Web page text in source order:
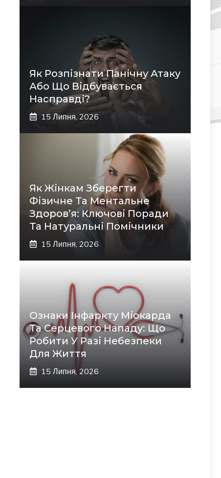
Як Розпізнати Панічну Атаку
Або Що Відбувається
Насправді?
15 Липня, 2026
Як Жінкам Зберегти
Фізичне Та Ментальне
Здоров’я: Ключові Поради
Та Натуральні Помічники
15 Липня, 2026
Ознаки Інфаркту Міокарда
Та Серцевого Нападу: Що
Робити У Разі Небезпеки
Для Життя
15 Липня, 2026